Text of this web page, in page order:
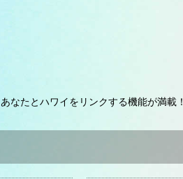
あなたとハワイをリンクする機能が満載！